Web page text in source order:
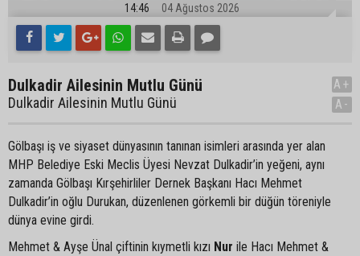
14:46 04 Ağustos 2026
Dulkadir Ailesinin Mutlu Günü
Dulkadir Ailesinin Mutlu Günü
A+
A-
Gölbaşı iş ve siyaset dünyasının tanınan isimleri arasında yer alan
MHP Belediye Eski Meclis Üyesi Nevzat Dulkadir’in yeğeni, aynı
zamanda Gölbaşı Kırşehirliler Dernek Başkanı Hacı Mehmet
Dulkadir’in oğlu Durukan, düzenlenen görkemli bir düğün töreniyle
dünya evine girdi.
Mehmet & Ayşe Ünal çiftinin kıymetli kızı Nur ile Hacı Mehmet &